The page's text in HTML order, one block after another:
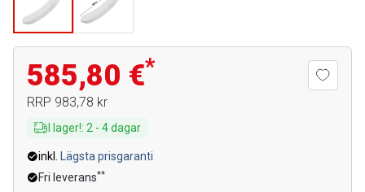
585,80 €*
RRP 983,78 kr
I lager!: 2 - 4dagar
inkl.
Lägsta prisgaranti
Fri leverans**